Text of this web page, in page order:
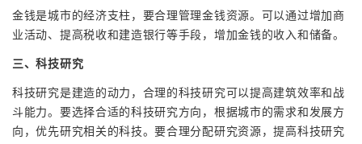
金钱是城市的经济支柱，要合理管理金钱资源。可以通过增加商
业活动、提高税收和建造银行等手段，增加金钱的收入和储备。
三、科技研究
科技研究是建造的动力，合理的科技研究可以提高建筑效率和战
斗能力。要选择合适的科技研究方向，根据城市的需求和发展方
向，优先研究相关的科技。要合理分配研究资源，提高科技研究